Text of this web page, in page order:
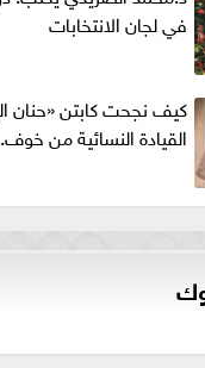
في لجان الانتخابات
كيف نجحت كابتن «حنان
القيادة النسائية من